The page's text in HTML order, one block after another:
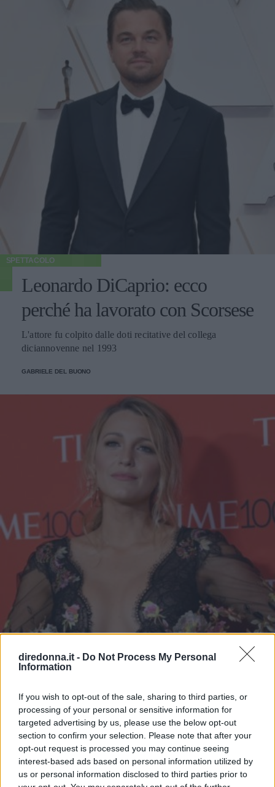
diredonna.it - Do Not Process My Personal
Information
If you wish to opt-out of the sale, sharing to third parties, or
processing of your personal or sensitive information for
targeted advertising by us, please use the below opt-out
section to confirm your selection. Please note that after your
opt-out request is processed you may continue seeing
interest-based ads based on personal information utilized by
us or personal information disclosed to third parties prior to
SPETTACOLO
Leonardo DiCaprio: ecco
perché ha lavorato con Scorsese
L'attore fu colpito dalle doti recitative del collega
diciannovenne nel 1993
GABRIELE DEL BUONO
Blake Lively attrice e
produttrice per Netflix
Secondo alcune indiscrezioni il progetto potrebbe essere
una trilogia di film.